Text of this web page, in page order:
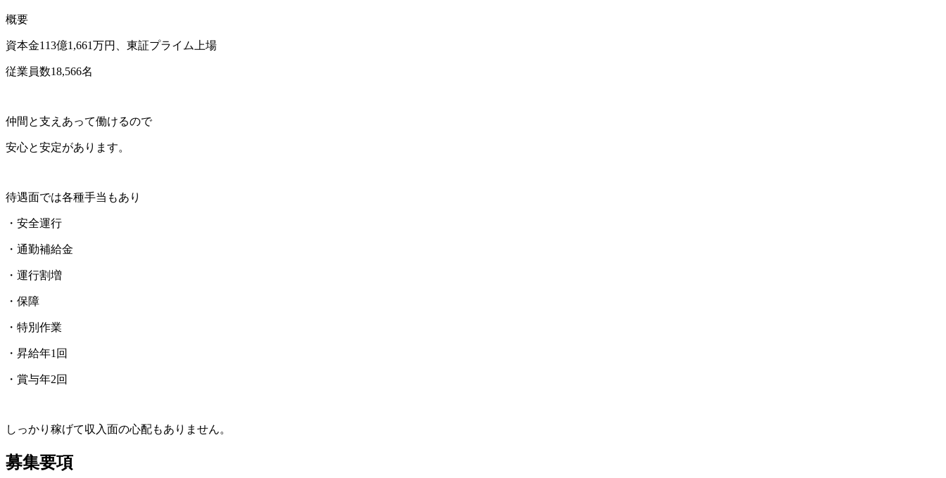
概要
資本金113億1,661万円、東証プライム上場
従業員数18,566名
仲間と支えあって働けるので
安心と安定があります。
待遇面では各種手当もあり
・安全運行
・通勤補給金
・運行割増
・保障
・特別作業
・昇給年1回
・賞与年2回
しっかり稼げて収入面の心配もありません。
募集要項